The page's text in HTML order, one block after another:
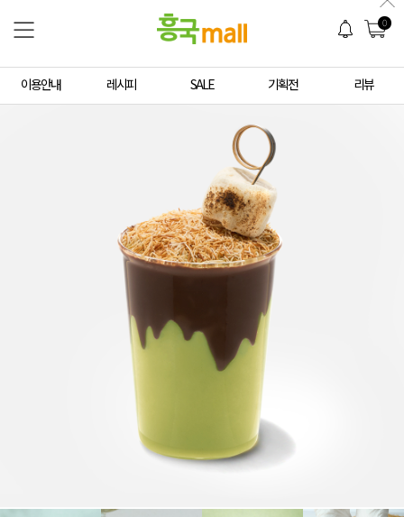
0
이용안내 레시피 SALE 기획전 리뷰